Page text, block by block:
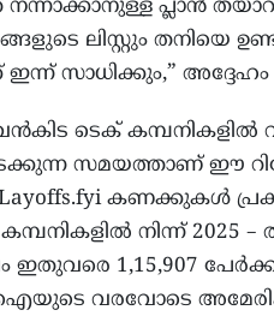
പ്ലാൻ
ലിസ്റ്റും തനിയെ
ഇന്ന് സാധിക്കും,”
ടെക് കമ്പനികളിൽ
സമയത്താണ് ഈ
കണക്കുകൾ
നിന്ന് 2025 – ൽ
1,15,907
വരവോടെ